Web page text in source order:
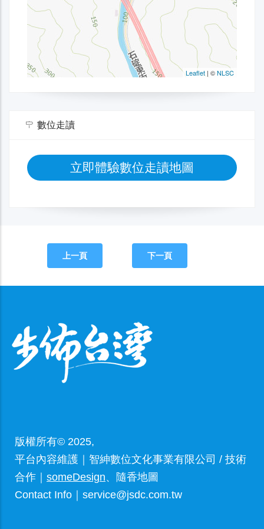
數位走讀
立即體驗數位走讀地圖
上一頁 下一頁
版權所有© 2025,
平台內容維護｜智紳數位文化事業有限公司 / 技術
合作｜ someDesign、隨香地圖
Contact Info｜service@jsdc.com.tw